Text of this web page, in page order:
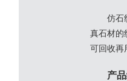
仿石
真石材的
可回收再
产